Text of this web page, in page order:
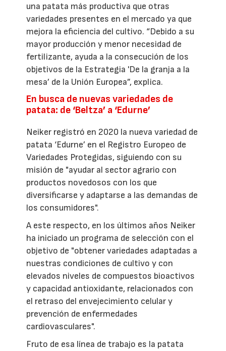
una patata más productiva que otras
variedades presentes en el mercado ya que
mejora la eficiencia del cultivo. “Debido a su
mayor producción y menor necesidad de
fertilizante, ayuda a la consecución de los
objetivos de la Estrategia 'De la granja a la
mesa’ de la Unión Europea”, explica.
En busca de nuevas variedades de
patata: de ‘Beltza’ a ‘Edurne’
Neiker registró en 2020 la nueva variedad de
patata ‘Edurne’ en el Registro Europeo de
Variedades Protegidas, siguiendo con su
misión de "ayudar al sector agrario con
productos novedosos con los que
diversificarse y adaptarse a las demandas de
los consumidores".
A este respecto, en los últimos años Neiker
ha iniciado un programa de selección con el
objetivo de "obtener variedades adaptadas a
nuestras condiciones de cultivo y con
elevados niveles de compuestos bioactivos
y capacidad antioxidante, relacionados con
el retraso del envejecimiento celular y
prevención de enfermedades
cardiovasculares".
Fruto de esa línea de trabajo es la patata